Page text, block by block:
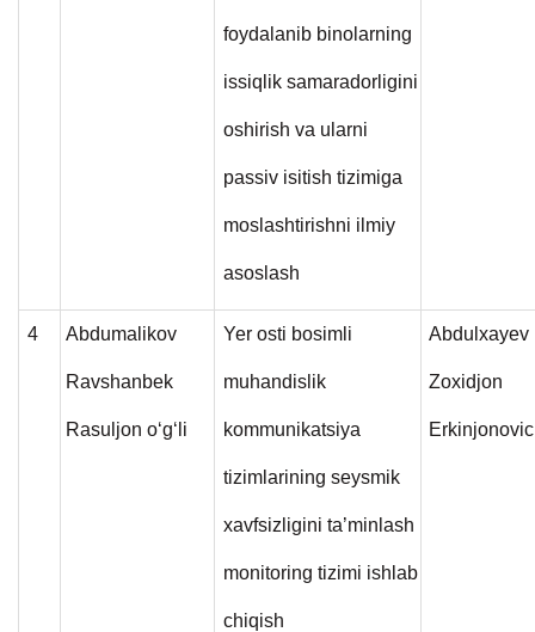
foydalanib binolarning
issiqlik samaradorligini
oshirish va ularni
passiv isitish tizimiga
moslashtirishni ilmiy
asoslash
4 Abdumalikov
Ravshanbek
Rasuljon o‘g‘li
Yer osti bosimli
muhandislik
kommunikatsiya
tizimlarining seysmik
xavfsizligini ta’minlash
monitoring tizimi ishlab
chiqish
Abdulxayev
Zoxidjon